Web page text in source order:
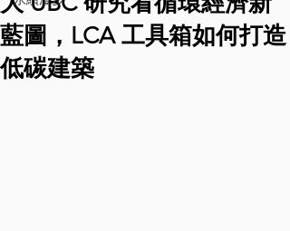
藍圖，LCA 工具箱如何打造
低碳建築